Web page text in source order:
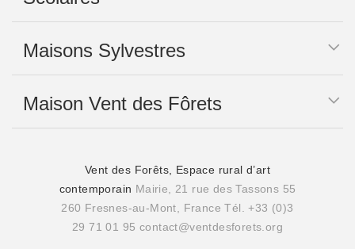
Maisons Sylvestres
Maison Vent des Fôrets
Vent des Forêts, Espace rural d’art
contemporain Mairie, 21 rue des Tassons 55
260 Fresnes-au-Mont, France Tél. +33 (0)3
29 71 01 95 contact@ventdesforets.org